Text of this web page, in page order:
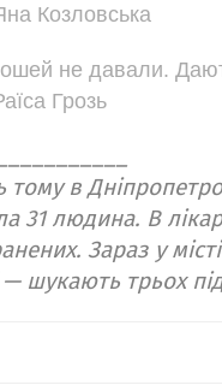
Козловська
не давали.
Грозь
в
31 людина. В
Зараз у
шукають трьох